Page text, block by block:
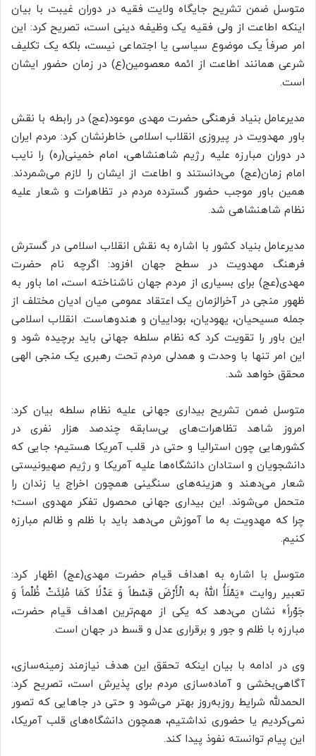
متوسل ضمن تشریح جایگاه ولایت فقیه در دوران غیبت با بیان
اینکه اطاعت از ولی فقیه یک وظیفه دینی است، تصریح کرد: این
امر صرفاً یک موضوع سیاسی یا اجتماعی نیست، بلکه یک تکلیف
شرعی همانند اطاعت از ائمه معصومین(ع) در زمان حضور ایشان
است.
مدیرعامل بنیاد فرهنگی حضرت مهدی موعود(عج) در رابطه با نقش
باور مهدویت در پیروزی انقلاب اسلامی خاطرنشان کرد: مردم ایران
در دوران مبارزه علیه رژیم شاهنشاهی، امام خمینی(ره) را نایب
امام زمان(عج) می‌دانستند و اطاعت از ایشان را لازم می‌شمردند.
همین باور موجب حضور گسترده مردم در تظاهرات و شعار علیه
نظام شاهنشاهی شد.
مدیرعامل بنیاد کشور با اشاره به نقش انقلاب اسلامی در گسترش
فرهنگ مهدویت در سطح جهان افزود: اگرچه نام حضرت
مهدی(عج) برای بسیاری از مردم جهان ناشناخته است، اما باور به
ظهور منجی در آخرالزمان یک اعتقاد عمومی میان ادیان مختلف از
جمله مسیحیان، یهودیان، بوداییان و هندوهاست. انقلاب اسلامی
این باور را تقویت کرد که نظام سلطه جهانی باید برچیده شود و
این امر تنها با وحدت و همدلی مردم تحت رهبری یک منجی الهی
محقق خواهد شد.
متوسل ضمن تشریح بیداری جهانی علیه نظام سلطه بیان کرد:
امروز شاهد تظاهرات‌های بی‌سابقه چندصد هزار نفری در
کشورهایی چون استرالیا و حتی در قلب آمریکا هستیم؛ جایی که
دانشجویان و استادان دانشگاه‌ها علیه آمریکا و رژیم صهیونیستی
شعار می‌دهند و هزینه‌های سنگینی همچون اخراج یا زندان را
متحمل می‌شوند. این بیداری جهانی محصول تفکر مهدوی است؛
چرا که مهدویت به ما آموزش می‌دهد باید با ظلم و ظالم مبارزه
کنیم.
متوسل با اشاره به اهداف قیام حضرت مهدی(عج) اظهار کرد:
تعبیر روایت «یَمْلَأُ اللهُ به الْأَرْضَ قِسْطاً وَ عَدْلًا کَمَا مُلِئَتْ‏ ظُلْماً وَ
جَوْراً» نشان می‌دهد که یکی از مهم‌ترین اهداف قیام حضرت،
مبارزه با ظلم و جور و برقراری عدل و قسط در جهان است.
وی در ادامه با بیان اینکه تحقق این هدف نیازمند زمینه‌سازی،
آگاهی‌بخشی و آماده‌سازی مردم برای پذیرش است، تصریح کرد:
الحمدلله شرایط روزبه‌روز بهتر می‌شود و حتی در جاهایی که تصور
نمی‌کردیم یا حضوری نداشتیم، همچون دانشگاه‌های قلب آمریکا،
این پیام توانسته نفوذ پیدا کند.